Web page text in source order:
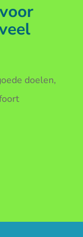
doelen,